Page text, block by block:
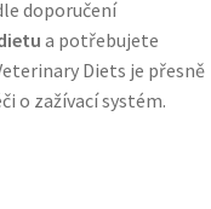
doporučení
a potřebujete
Diets je přesně
o zažívací systém.